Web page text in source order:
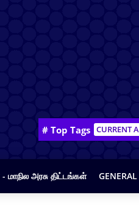
# Top Tags CURRENT
மாநில அரசு திட்டங்கள்